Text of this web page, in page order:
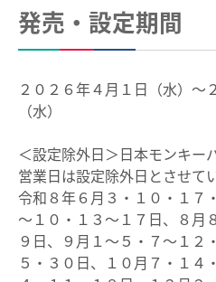
三河線（知立～猿投）
河和線・知多新線
竹鼻線・羽島線
広見線
各務原線
設備・機器・車両等
採用情報
manacaトップ
manacaとは？
manacaの特長
manacaの種類
manacaを買う
名鉄ミューズポイント
お買物＆フード
法人・店舗のお客様
名鉄グループ
発売・設定期間
２０２６年４月１日（水）～
（水）
＜設定除外日＞日本モンキー
営業日は設定除外日とさせて
令和８年６月３・１０・１７
～１０・１３～１７日、８月
９日、９月１～５・７～１２
５・３０日、１０月７・１４